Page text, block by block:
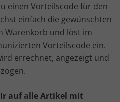
einen Vorteilscode für den
einfach die gewünschten
Warenkorb und löst im
Vorteilscode ein.
errechnet, angezeigt und
auf alle Artikel mit